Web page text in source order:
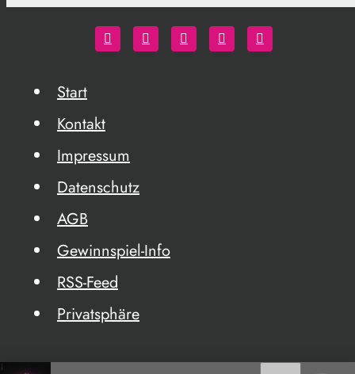
Start
Kontakt
Impressum
Datenschutz
AGB
Gewinnspiel-Info
RSS-Feed
Privatsphäre